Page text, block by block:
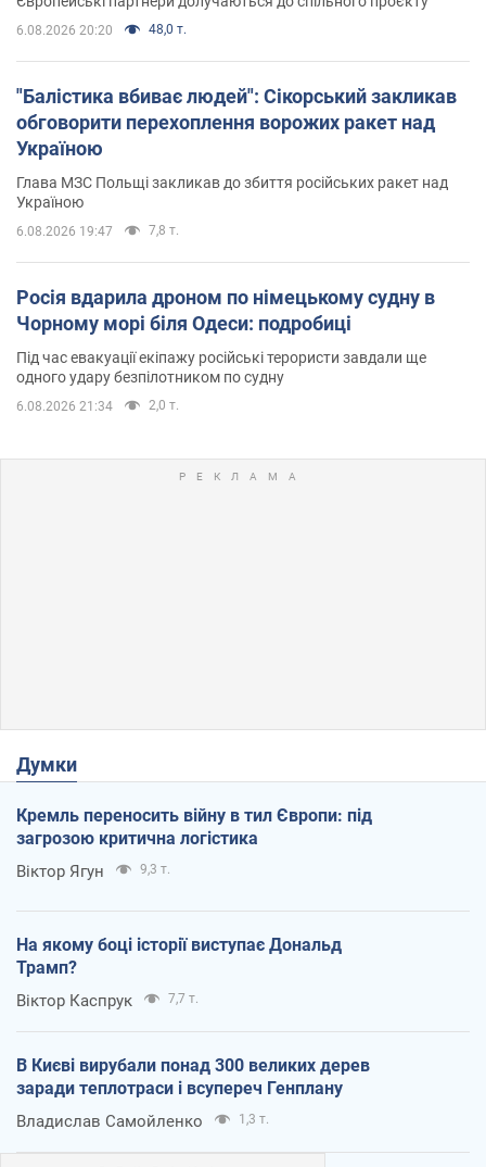
6.08.2026 20:20 48,0 т.
"Балістика вбиває людей": Сікорський закликав
обговорити перехоплення ворожих ракет над
Україною
Глава МЗС Польщі закликав до збиття російських ракет над
Україною
6.08.2026 19:47 7,8 т.
Росія вдарила дроном по німецькому судну в
Чорному морі біля Одеси: подробиці
Під час евакуації екіпажу російські терористи завдали ще
одного удару безпілотником по судну
6.08.2026 21:34 2,0 т.
Думки
Кремль переносить війну в тил Європи: під
загрозою критична логістика
Віктор Ягун 9,3 т.
На якому боці історії виступає Дональд
Трамп?
Віктор Каспрук 7,7 т.
В Києві вирубали понад 300 великих дерев
заради теплотраси і всупереч Генплану
Владислав Самойленко 1,3 т.